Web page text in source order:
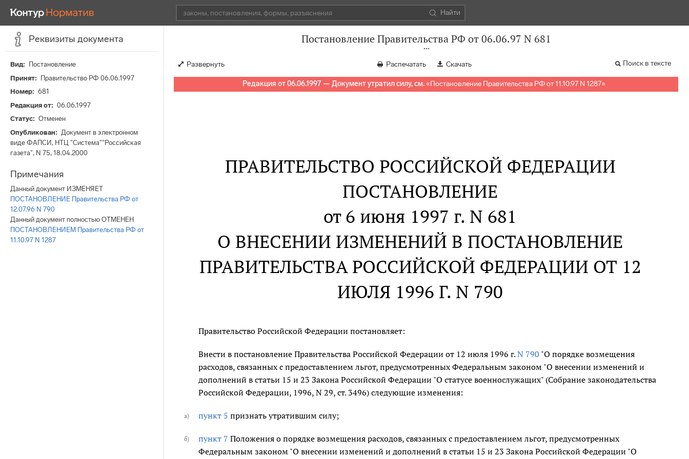
Найти
Реквизиты документа
Вид
Постановление
Принят
Правительство РФ 06.06.1997
Номер
681
Редакция от
06.06.1997
Статус
Отменен
Опубликован
Документ в электронном
виде ФАПСИ, НТЦ "Система""Российская
газета", N 75, 18.04.2000
Примечания
Данный документ ИЗМЕНЯЕТ
ПОСТАНОВЛЕНИЕ Правительства РФ от
12.07.96 N 790
Данный документ полностью ОТМЕНЕН
ПОСТАНОВЛЕНИЕМ Правительства РФ от
11.10.97 N 1287
Постановление Правительства РФ от 06.06.97 N 681
Развернуть Распечатать Скачать Поиск в тексте
Редакция от 06.06.1997 — Документ утратил силу, см. «Постановление Правительства РФ от 11.10.97 N 1287»
ПРАВИТЕЛЬСТВО РОССИЙСКОЙ ФЕДЕРАЦИИ
ПОСТАНОВЛЕНИЕ
от 6 июня 1997 г. N 681
О ВНЕСЕНИИ ИЗМЕНЕНИЙ В ПОСТАНОВЛЕНИЕ
ПРАВИТЕЛЬСТВА РОССИЙСКОЙ ФЕДЕРАЦИИ ОТ 12
ИЮЛЯ 1996 Г. N 790
Правительство Российской Федерации постановляет:
Внести в постановление Правительства Российской Федерации от 12 июля 1996 г.N 790 "О порядке возмещения
расходов, связанных с предоставлением льгот, предусмотренных Федеральным законом "О внесении изменений и
дополнений в статьи 15 и 23 Закона Российской Федерации "О статусе военнослужащих" (Собрание законодательства
Российской Федерации, 1996, N 29, ст. 3496) следующие изменения:
а) пункт 5 признать утратившим силу;
б) пункт 7 Положения о порядке возмещения расходов, связанных с предоставлением льгот, предусмотренных
Федеральным законом "О внесении изменений и дополнений в статьи 15 и 23 Закона Российской Федерации "О